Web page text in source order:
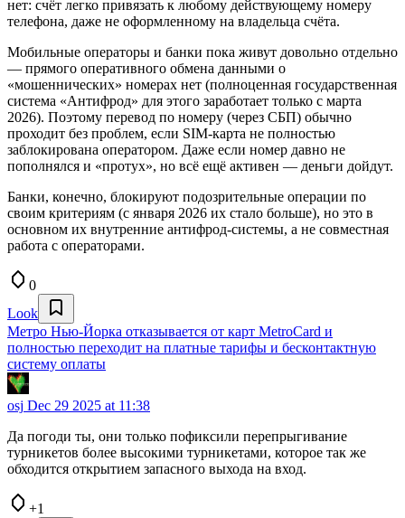
нет: счёт легко привязать к любому действующему номеру
телефона, даже не оформленному на владельца счёта.
Мобильные операторы и банки пока живут довольно отдельно
— прямого оперативного обмена данными о
«мошеннических» номерах нет (полноценная государственная
система «Антифрод» для этого заработает только с марта
2026). Поэтому перевод по номеру (через СБП) обычно
проходит без проблем, если SIM-карта не полностью
заблокирована оператором. Даже если номер давно не
пополнялся и «протух», но всё ещё активен — деньги дойдут.
Банки, конечно, блокируют подозрительные операции по
своим критериям (с января 2026 их стало больше), но это в
основном их внутренние антифрод-системы, а не совместная
работа с операторами.
0
Look
Метро Нью-Йорка отказывается от карт MetroCard и
полностью переходит на платные тарифы и бесконтактную
систему оплаты
osj Dec 29 2025 at 11:38
Да погоди ты, они только пофиксили перепрыгивание
турникетов более высокими турникетами, которое так же
обходится открытием запасного выхода на вход.
+1